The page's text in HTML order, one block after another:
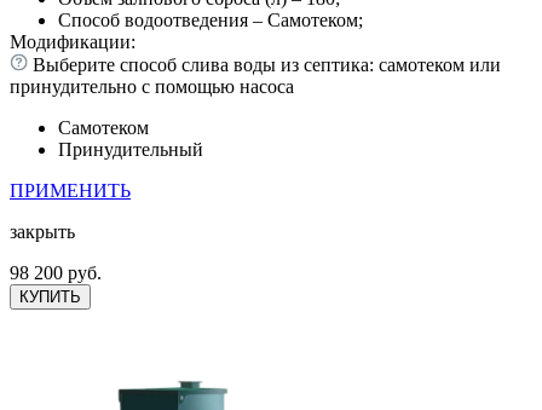
Способ водоотведения – Самотеком;
Модификации:
Выберите способ слива воды из септика: самотеком или
принудительно с помощью насоса
Самотеком
Принудительный
ПРИМЕНИТЬ
закрыть
98 200 руб.
КУПИТЬ